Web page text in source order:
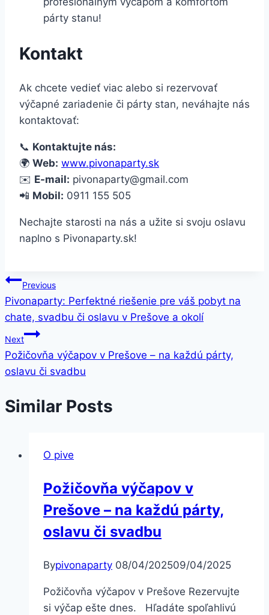
párty stanu!
Kontakt
Ak chcete vedieť viac alebo si rezervovať
výčapné zariadenie či párty stan, neváhajte nás
kontaktovať:
📞 Kontaktujte nás:
🌍 Web: www.pivonaparty.sk
✉️ E-mail: pivonaparty@gmail.com
📲 Mobil: 0911 155 505
Nechajte starosti na nás a užite si svoju oslavu
naplno s Pivonaparty.sk!
Navigácia
v
článku
Previous
Pivonaparty: Perfektné riešenie pre váš pobyt na
chate, svadbu či oslavu v Prešove a okolí
Next
Požičovňa výčapov v Prešove – na každú párty,
oslavu či svadbu
Similar Posts
O pive
Požičovňa výčapov v
Prešove – na každú párty,
oslavu či svadbu
Bypivonaparty 08/04/202509/04/2025
Požičovňa výčapov v Prešove Rezervujte
si výčap ešte dnes. Hľadáte spoľahlivú